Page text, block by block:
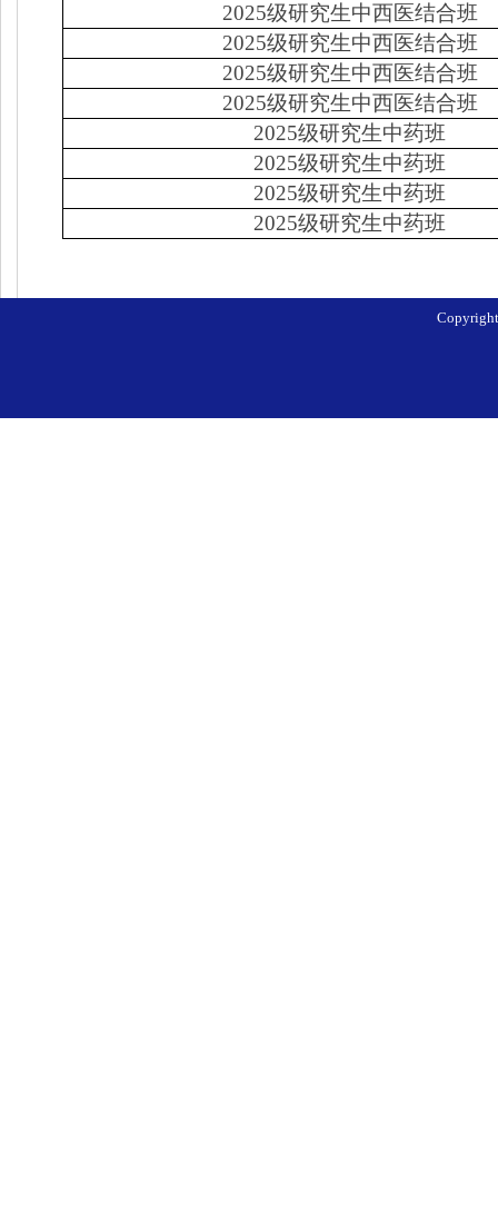
2025级研究生中西医结合班
2025级研究生中西医结合班
2025级研究生中西医结合班
2025级研究生中西医结合班
2025级研究生中药班
2025级研究生中药班
2025级研究生中药班
2025级研究生中药班